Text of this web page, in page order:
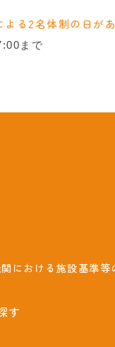
る2名体制の日があ
まで
における施設基準等
す